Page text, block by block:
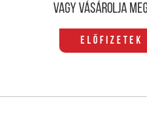
Vagy vásárolja
Előfizetek